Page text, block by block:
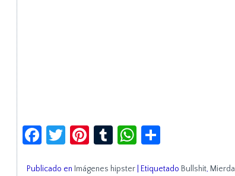
Facebook
Twitter
Pinterest
TumblrWhatsApp
Compartir
Publicado en Imágenes hipster| Etiquetado Bullshit, Mierda